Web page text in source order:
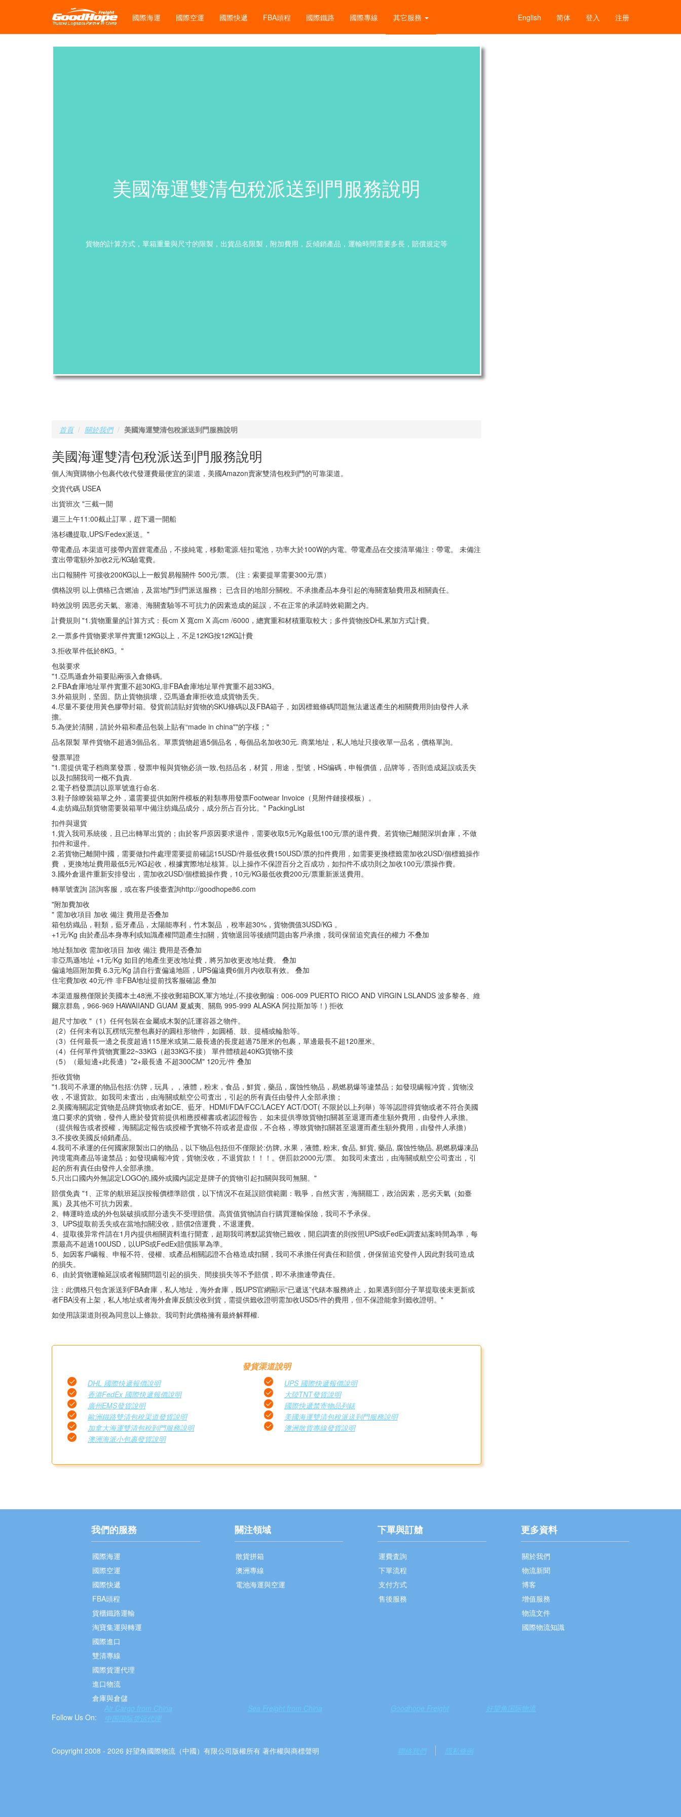
國際海運 國際空運 國際快遞 FBA頭程 國際鐵路 國際專線 其它服務 English 简体 登入 注册
美國海運雙清包稅派送到門服務說明
貨物的計算方式，單箱重量與尺寸的限製，出貨品名限製，附加費用，反傾銷產品，運輸時間需要多長，賠償規定等
首頁 關於我們 美國海運雙清包稅派送到門服務說明
美國海運雙清包稅派送到門服務說明
個人淘寶購物小包裹代收代發運費最便宜的渠道，美國Amazon賣家雙清包稅到門的可靠渠道。
交貨代碼 USEA
出貨班次 "三截一開
週三上午11:00截止訂單，趕下週一開船
洛杉磯提取,UPS/Fedex派送。"
帶電產品 本渠道可接帶内置鋰電產品，不接純電，移動電源.钮扣電池，功率大於100W的内電。帶電產品在交接清單備注：帶電。 未備注
査出帶電額外加收2元/KG驗電費。
出口報關件 可接收200KG以上一般貿易報關件 500元/票。 (注：索要提單需要300元/票）
價格說明 以上價格已含燃油，及當地門到門派送服務； 已含目的地部分關稅。不承擔產品本身引起的海關査驗費用及相關責任。
時效說明 因恶劣天氣、塞港、海關査驗等不可抗力的因素造成的延誤，不在正常的承諾時效範圍之内。
計費規則 "1.貨物重量的計算方式：長cm X 寬cm X 高cm /6000，總實重和材積重取較大；多件貨物按DHL累加方式計費。
2.一票多件貨物要求單件實重12KG以上，不足12KG按12KG計費
3.拒收單件低於8KG。"
包裝要求
"1.亞馬遜倉外箱要貼兩張入倉條碼。
2.FBA倉庫地址單件實重不超30KG,非FBA倉庫地址單件實重不超33KG。
3.外箱規則，坚固。防止貨物損壞，亞馬遜倉庫拒收造成貨物丢失。
4.尽量不要使用黃色膠帶封箱。發貨前請貼好貨物的SKU條碼以及FBA箱子，如因標籤條碼問題無法遞送產生的相關費用則由發件人承
擔。
5.為便於清關，請於外箱和產品包裝上貼有“made in china""的字樣；"
品名限製 單件貨物不超過3個品名。單票貨物超過5個品名，每個品名加收30元. 商業地址，私人地址只接收單一品名，價格單詢。
發票單證
"1.需提供電子档商業發票，發票申報與貨物必須一致,包括品名，材質，用途，型號，HS编碼，申報價值，品牌等，否則造成延誤或丢失
以及扣關我司一概不負責.
2.電子档發票請以原單號進行命名.
3.鞋子除瞭裝箱單之外，還需要提供如附件模板的鞋類專用發票Footwear Invoice（見附件鏈接模板）。
4.走纺織品類貨物需要裝箱單中備注纺織品成分，成分所占百分比。" PackingList
扣件與退貨
1.貨入我司系統後，且已出轉單出貨的；由於客戶原因要求退件，需要收取5元/Kg最低100元/票的退件費。若貨物已離開深圳倉庫，不做
扣件和退件。
2.若貨物已離開中國，需要做扣件處理需要提前確認15USD/件最低收費150USD/票的扣件費用，如需要更換標籤需加收2USD/個標籤操作
費 ，更換地址費用最低5元/KG起收，根據實際地址核算。以上操作不保證百分之百成功，如扣件不成功則之加收100元/票操作費。
3.國外倉退件重新安排發出，需加收2USD/個標籤操作費，10元/KG最低收費200元/票重新派送費用。
轉單號査詢 諮詢客服，或在客戶後臺査詢http://goodhope86.com
"附加費加收
" 需加收項目 加收 備注 費用是否叠加
箱包纺織品，鞋類，藍牙產品，太陽能專利，竹木製品 ，稅率超30%，貨物價值3USD/KG 。
+1元/Kg 由於產品本身專利或知識產權問題產生扣關，貨物退回等後續問題由客戶承擔，我司保留追究責任的權力 不叠加
地址類加收 需加收項目 加收 備注 費用是否叠加
非亞馬遜地址 +1元/Kg 如目的地產生更改地址費，將另加收更改地址費。 叠加
偏遠地區附加費 6.3元/Kg 請自行査偏遠地區，UPS偏遠費6個月内收取有效。 叠加
住宅費加收 40元/件 非FBA地址提前找客服確認 叠加
本渠道服務僅限於美國本土48洲,不接收郵箱BOX,軍方地址,(不接收郵编：006-009 PUERTO RICO AND VIRGIN LSLANDS 波多黎各、維
爾京群島，966-969 HAWAIIAND GUAM 夏威夷、關島 995-999 ALASKA 阿拉斯加等！) 拒收
超尺寸加收 "（1）任何包裝在金屬或木製的託運容器之物件。
（2）任何未有以瓦楞纸完整包裹好的圓柱形物件，如圓桶、鼓、提桶或輪胎等。
（3）任何最長一邊之長度超過115厘米或第二最長邊的長度超過75厘米的包裹，單邊最長不超120厘米。
（4）任何單件貨物實重22~33KG（超33KG不接） 單件體積超40KG貨物不接
（5）（最短邊+此長邊）*2+最長邊 不超300CM" 120元/件 叠加
拒收貨物
"1.我司不承運的物品包括:仿牌，玩具，，液體，粉末，食品，鮮貨，藥品，腐蚀性物品，易燃易爆等違禁品；如發現瞒報冲貨，貨物没
收，不退貨款。如我司未査出，由海關或航空公司査出，引起的所有責任由發件人全部承擔；
2.美國海關認定貨物是品牌貨物或者如CE、藍牙、HDMI/FDA/FCC/LACEY ACT/DOT( 不限於以上列舉）等等認證得貨物或者不符合美國
進口要求的貨物，發件人應於發貨前提供相應授權書或者認證報告， 如未提供導致貨物扣關甚至退運而產生額外費用，由發件人承擔。
（提供報告或者授權，海關認定報告或授權予實物不符或者是虚假，不合格，導致貨物扣關甚至退運而產生額外費用，由發件人承擔）
3.不接收美國反傾銷產品。
4.我司不承運的任何國家限製出口的物品，以下物品包括但不僅限於:仿牌, 水果，液體, 粉末, 食品, 鮮貨, 藥品, 腐蚀性物品, 易燃易爆凍品
跨境電商產品等違禁品；如發現瞒報冲貨，貨物没收，不退貨款！！！。併罰款2000元/票。 如我司未査出，由海關或航空公司査出，引
起的所有責任由發件人全部承擔。
5.只出口國内外無認定LOGO的,國外或國内認定是牌子的貨物引起扣關與我司無關。"
賠償免責 "1、正常的航班延誤按報價標準賠償，以下情况不在延誤賠償範圍：戰爭，自然灾害，海關罷工，政治因素，恶劣天氣（如臺
風）及其他不可抗力因素。
2、轉運時造成的外包裝破損或部分遗失不受理賠償。高貨值貨物請自行購買運輸保險，我司不予承保。
3、UPS提取前丢失或在當地扣關没收，賠償2倍運費，不退運費。
4、提取後异常件請在1月内提供相關資料進行開査，超期我司將默認貨物已籤收，開启調査的則按照UPS或FedEx調査結案時間為準，每
票最高不超過100USD，以UPS或FedEx賠償賬單為準。
5、如因客戶瞒報、申報不符、侵權、或產品相關認證不合格造成扣關，我司不承擔任何責任和賠償，併保留追究發件人因此對我司造成
的損失。
6、由於貨物運輸延誤或者報關問題引起的損失、間接損失等不予賠償，即不承擔連帶責任。
注：此價格只包含派送到FBA倉庫，私人地址，海外倉庫，既UPS官網顯示“已遞送”代錶本服務終止，如果遇到部分子單提取後未更新或
者FBA没有上架，私人地址或者海外倉庫反饋没收到貨，需提供籤收證明需加收USD5/件的費用，但不保證能拿到籤收證明。"
如使用該渠道則視為同意以上條款。我司對此價格擁有最終解釋權.
發貨渠道說明
DHL 國際快遞報價說明
UPS 國際快遞報價說明
香港FedEx 國際快遞報價說明
大陸TNT發貨說明
廣州EMS發貨說明
國際快遞禁寄物品列錶
歐洲鐵路雙清包稅渠道發貨說明
美國海運雙清包稅派送到門服務說明
加拿大海運雙清包稅到門服務說明
澳洲散貨專線發貨說明
澳洲海派小包裹發貨說明
我們的服務
國際海運
國際空運
國際快遞
FBA頭程
貨櫃鐵路運輸
淘寶集運與轉運
國際進口
雙清專線
國際貨運代理
進口物流
倉庫與倉儲
關注領域
散貨拼箱
澳洲專線
電池海運與空運
下單與訂艙
運費査詢
下單流程
支付方式
售後服務
更多資料
關於我們
物流新聞
博客
增值服務
物流文件
國際物流知識
Follow Us On:
Air Cargo from China Sea Freight from China Goodhope Freight
好望角国际物流
中国国际货运代理
Copyright 2008 - 2026 好望角國際物流（中國）有限公司版權所有 著作權與商標聲明 聯絡我們 隱私條例